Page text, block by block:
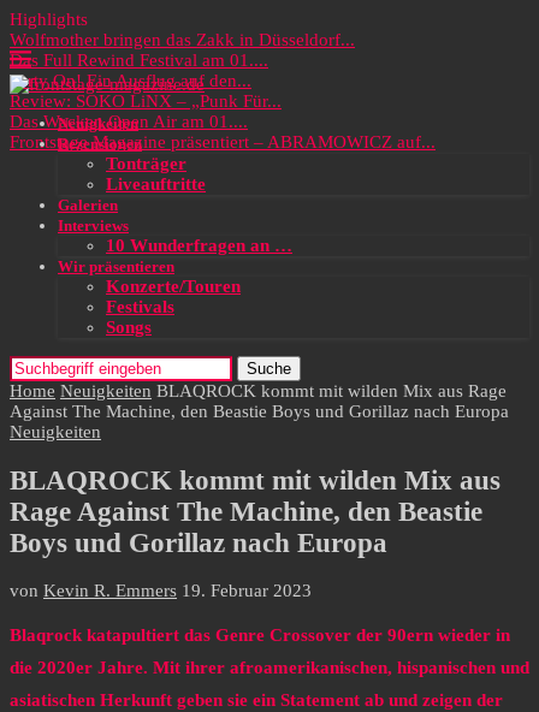
Highlights
Wolfmother bringen das Zakk in Düsseldorf...
Das Full Rewind Festival am 01....
Party On! Ein Ausflug auf den...
Review: SOKO LiNX – „Punk Für...
Das Wacken Open Air am 01....
Frontstage Magazine präsentiert – ABRAMOWICZ auf...
Neuigkeiten
Rezensionen
Tonträger
Liveauftritte
Galerien
Interviews
10 Wunderfragen an …
Wir präsentieren
Konzerte/Touren
Festivals
Songs
Suche
Home Neuigkeiten BLAQROCK kommt mit wilden Mix aus Rage
Against The Machine, den Beastie Boys und Gorillaz nach Europa
Neuigkeiten
BLAQROCK kommt mit wilden Mix aus
Rage Against The Machine, den Beastie
Boys und Gorillaz nach Europa
von Kevin R. Emmers 19. Februar 2023
Blaqrock katapultiert das Genre Crossover der 90ern wieder in
die 2020er Jahre. Mit ihrer afroamerikanischen, hispanischen und
asiatischen Herkunft geben sie ein Statement ab und zeigen der